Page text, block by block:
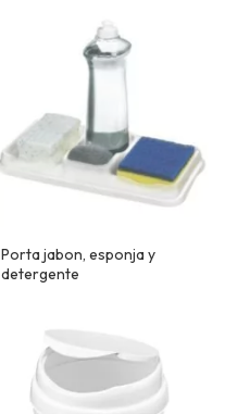
Porta jabon, esponja y
detergente